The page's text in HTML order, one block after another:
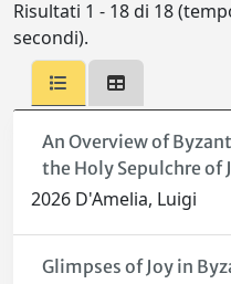
Risultati 1 - 18 di 18
secondi).
An Overview of
the Holy Sepulchre of
2026 D'Amelia, Luigi
Glimpses of Joy in